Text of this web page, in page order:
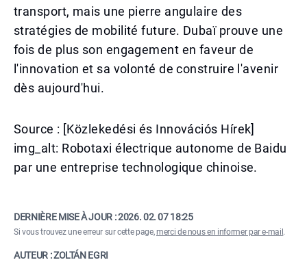
transport, mais une pierre angulaire des
stratégies de mobilité future. Dubaï prouve une
fois de plus son engagement en faveur de
l'innovation et sa volonté de construire l'avenir
dès aujourd'hui.
Source : [Közlekedési és Innovációs Hírek]
img_alt: Robotaxi électrique autonome de Baidu
par une entreprise technologique chinoise.
DERNIÈRE MISE À JOUR :2026. 02. 07 18:25
Si vous trouvez une erreur sur cette page,merci de nous en informer par e-mail .
AUTEUR : ZOLTÁN EGRI